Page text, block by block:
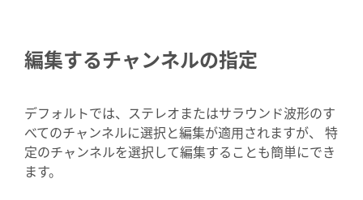
編集するチャンネルの指定
デフォルトでは、ステレオまたはサラウンド波形のす
べてのチャンネルに選択と編集が適用されますが、 特
定のチャンネルを選択して編集することも簡単にでき
ます。